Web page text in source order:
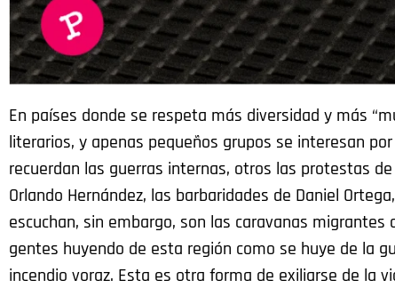
En países donde se respeta más diversidad y más
literarios, y apenas pequeños grupos se interesan
recuerdan las guerras internas, otros las protestas
Orlando Hernández, las barbaridades de Daniel
escuchan, sin embargo, son las caravanas
gentes huyendo de esta región como se huye de la
incendio voraz. Esta es otra forma de exiliarse de la